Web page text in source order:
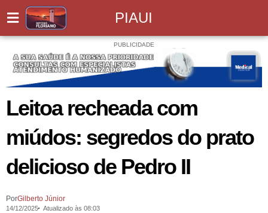
PIAUI
PUBLICIDADE
Leitoa recheada com
miúdos: segredos do prato
delicioso de Pedro II
PorGilberto Júnior
14/12/2025 Atualizado às 08:03